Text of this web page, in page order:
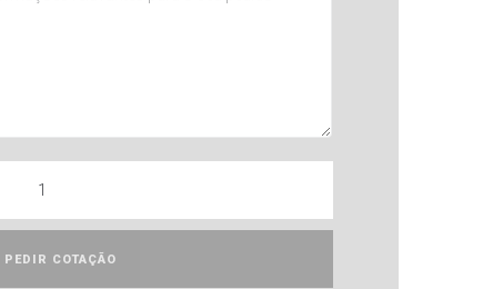
PEDIR COTAÇÃO